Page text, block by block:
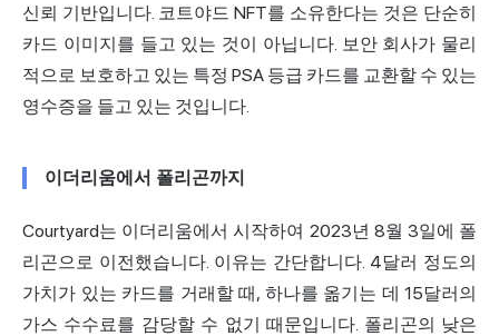
신뢰 기반입니다. 코트야드 NFT를 소유한다는 것은 단순히
카드 이미지를 들고 있는 것이 아닙니다. 보안 회사가 물리
적으로 보호하고 있는 특정 PSA 등급 카드를 교환할 수 있는
영수증을 들고 있는 것입니다.
이더리움에서 폴리곤까지
Courtyard는 이더리움에서 시작하여 2023년 8월 3일에 폴
리곤으로 이전했습니다. 이유는 간단합니다. 4달러 정도의
가치가 있는 카드를 거래할 때, 하나를 옮기는 데 15달러의
가스 수수료를 감당할 수 없기 때문입니다. 폴리곤의 낮은